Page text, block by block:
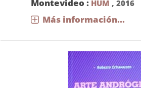
Montevideo : HUM , 2016
Más información...